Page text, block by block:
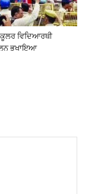
ਵਿਦਿਆਰਥੀ
ਭਖਾਇਆ